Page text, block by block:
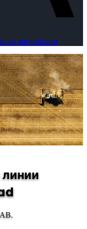
на английском